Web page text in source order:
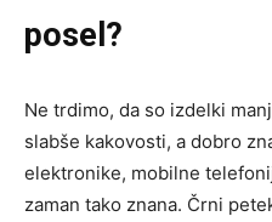
posel?
Ne trdimo, da so izdelki
slabše kakovosti, a dobro
elektronike, mobilne
zaman tako znana. Črni